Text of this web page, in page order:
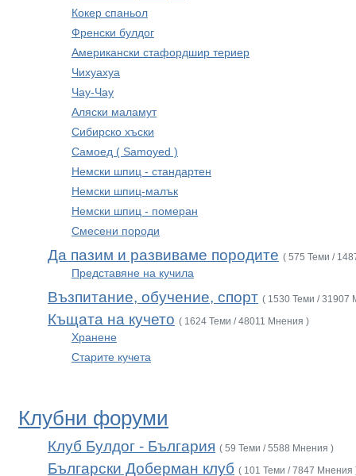
Кокер спаньол
Френски булдог
Американски стафордшир териер
Чихуахуа
Чау-Чау
Аляски маламут
Сибирско хъски
Самоед ( Samoyed )
Немски шпиц - стандартен
Немски шпиц-малък
Немски шпиц - померан
Смесени породи
Да пазим и развиваме породите ( 575 Теми /
Представяне на кучила
Възпитание, обучение, спорт ( 1530 Теми / 31907
Къщата на кучето ( 1624 Теми / 48011 Мнения )
Хранене
Старите кучета
Клубни форуми
Клуб Булдог - България ( 59 Теми / 5588 Мнения )
Български Доберман клуб ( 101 Теми / 7847 Мнения